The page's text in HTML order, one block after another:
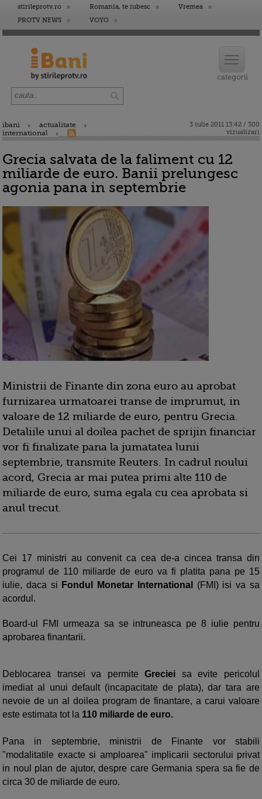
stirileprotv.ro Romania, te iubesc
Vremea
PROTV NEWS
VOYO
ibani
actualitate
international
3 iulie 2011 13:42 / 300
vizualizari
Grecia salvata de la faliment cu 12
miliarde de euro. Banii prelungesc
agonia pana in septembrie
Ministrii de Finante din zona euro au aprobat
furnizarea urmatoarei transe de imprumut, in
valoare de 12 miliarde de euro, pentru Grecia.
Detaliile unui al doilea pachet de sprijin financiar
vor fi finalizate pana la jumatatea lunii
septembrie, transmite Reuters. In cadrul noului
acord, Grecia ar mai putea primi alte 110 de
miliarde de euro, suma egala cu cea aprobata si
anul trecut.
Cei 17 ministri au convenit ca cea de-a cincea transa din
programul de 110 miliarde de euro va fi platita pana pe 15
iulie, daca si Fondul Monetar International (FMI) isi va sa
acordul.
Board-ul FMI urmeaza sa se intruneasca pe 8 iulie pentru
aprobarea finantarii.
Deblocarea transei va permiteGreciei sa evite pericolul
imediat al unui default (incapacitate de plata), dar tara are
nevoie de un al doilea program de finantare, a carui valoare
este estimata tot la 110 miliarde de euro.
Pana in septembrie, ministrii de Finante vor stabili
"modalitatile exacte si amploarea" implicarii sectorului privat
in noul plan de ajutor, despre care Germania spera sa fie de
circa 30 de miliarde de euro.